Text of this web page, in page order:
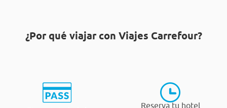
¿Por qué viajar con Viajes Carrefour?
Reserva tu hotel